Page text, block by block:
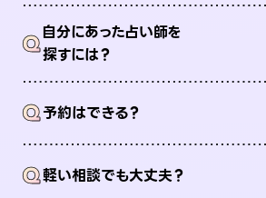
Q自分にあった占い師を
探すには？
Q予約はできる？
Q軽い相談でも大丈夫？